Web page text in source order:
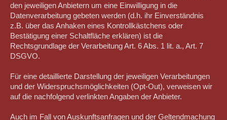
den jeweiligen Anbietern um eine Einwilligung in die
Datenverarbeitung gebeten werden (d.h. ihr Einverständnis
z.B. über das Anhaken eines Kontrollkästchens oder
Bestätigung einer Schaltfläche erklären) ist die
Rechtsgrundlage der Verarbeitung Art. 6 Abs. 1 lit. a., Art. 7
DSGVO.
Für eine detaillierte Darstellung der jeweiligen Verarbeitungen
und der Widerspruchsmöglichkeiten (Opt-Out), verweisen wir
auf die nachfolgend verlinkten Angaben der Anbieter.
Auch im Fall von Auskunftsanfragen und der Geltendmachung